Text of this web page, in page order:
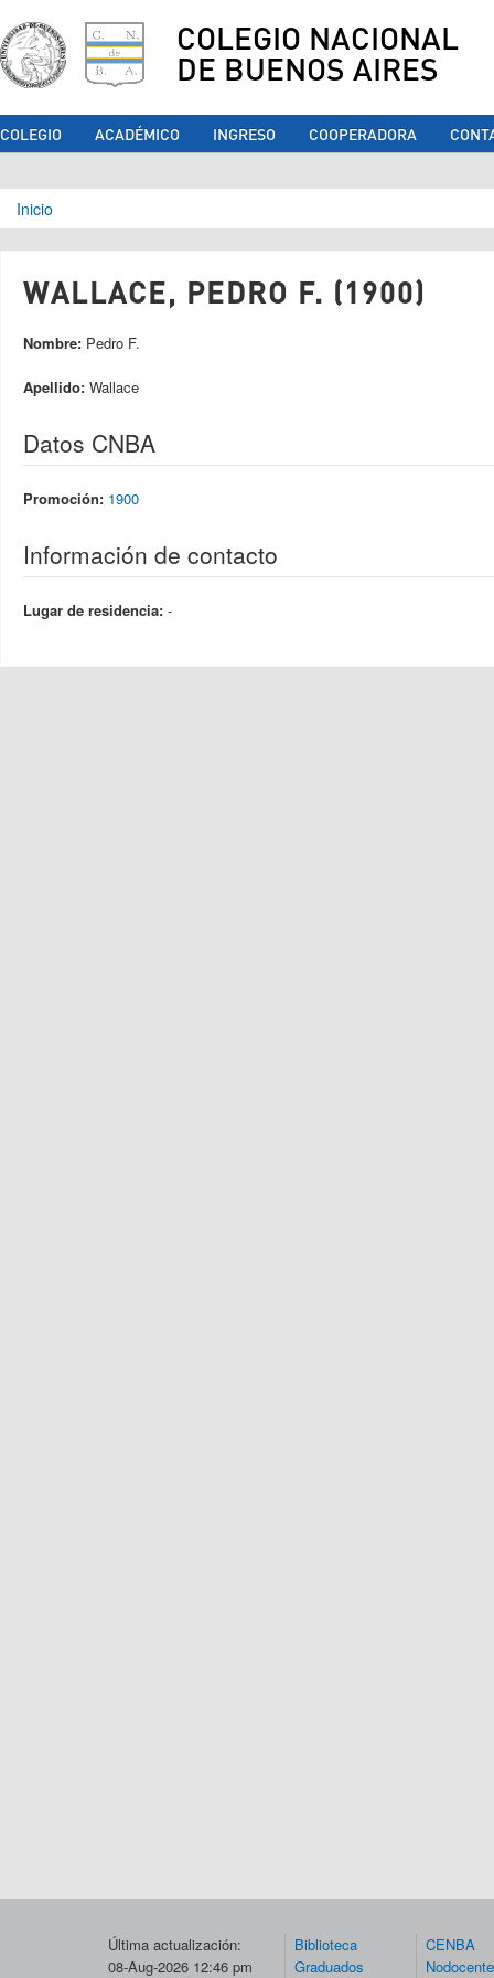
COLEGIO NACIONAL
DE BUENOS AIRES
COLEGIO ACADÉMICO INGRESO COOPERADORA
Se encuentra usted aquí
Inicio
WALLACE, PEDRO F. (1900)
Nombre: Pedro F.
Apellido: Wallace
Datos CNBA
Promoción: 1900
Información de contacto
Lugar de residencia: -
Última actualización:
08-Aug-2026 12:46 pm
Biblioteca
Graduados
CENBA